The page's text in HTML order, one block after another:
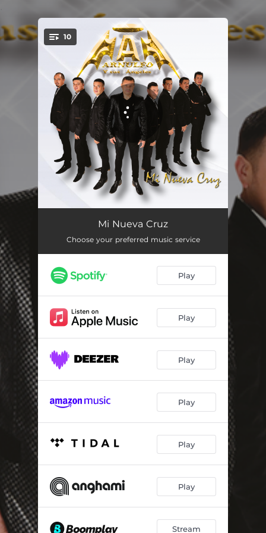
You're all set!
10
El Mismo Sueño
Dependo Cada Día Mas de Ti 03:54
Dos Ventajas 03:42
Pecha Cabecha
Siempre a Escondidas 03:45
Mi Nueva Cruz
La Reunión 03:35
03:25
Mi Nueva Cruz
Choose your preferred music service
Play
Play
Play
Play
Play
Play
Stream